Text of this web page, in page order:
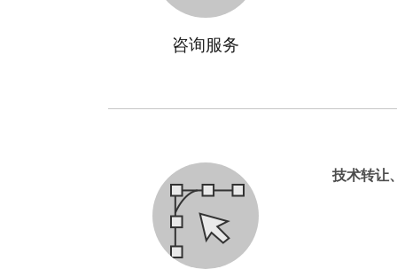
咨询服务
技术转让